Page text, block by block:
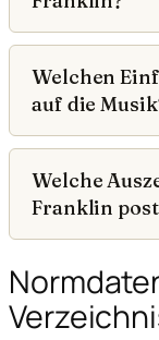
Welchen
auf die
Welche
Franklin